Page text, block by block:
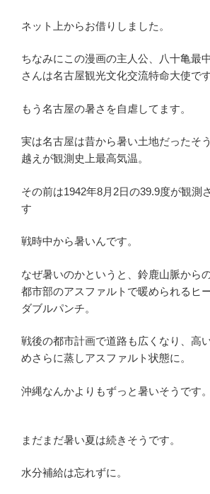
ネット上からお借りしました。
ちなみにこの漫画の主人公、八十亀最
さんは名古屋観光文化交流特命大使です
もう名古屋の暑さを自虐してます。
実は名古屋は昔から暑い土地だったそ
越えが観測史上最高気温。
その前は1942年8月2日の39.9度が観測
す
戦時中から暑いんです。
なぜ暑いのかというと、鈴鹿山脈から
都市部のアスファルトで暖められるヒ
ダブルパンチ。
戦後の都市計画で道路も広くなり、高
めさらに蒸しアスファルト状態に。
沖縄なんかよりもずっと暑いそうです。
まだまだ暑い夏は続きそうです。
水分補給は忘れずに。